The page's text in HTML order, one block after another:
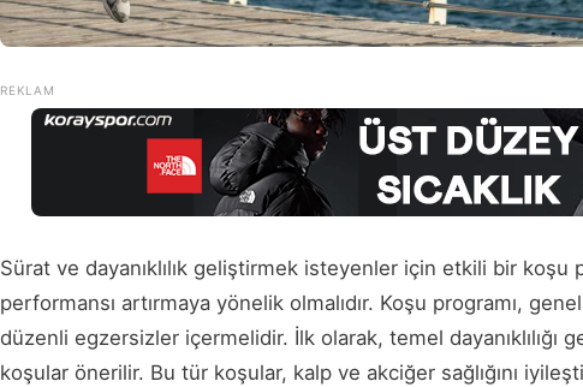
Sürat ve dayanıklılık geliştirmek isteyenler için etkili bir koşu
performansı artırmaya yönelik olmalıdır. Koşu programı,
düzenli egzersizler içermelidir. İlk olarak, temel
koşular önerilir. Bu tür koşular, kalp ve akciğer sağlığını